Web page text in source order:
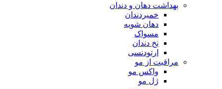
بهداشت دهان و دندان
خمیردندان
دهان شویه
مسواک
نخ دندان
ارتودنسی
مراقبت از مو
واکس مو
ژل مو